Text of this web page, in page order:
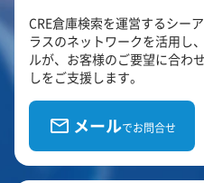
CRE倉庫検索を運営するシー
ラスのネットワークを活用し
ルが、お客様のご要望に合わ
しをご支援します。
メールでお問合せ